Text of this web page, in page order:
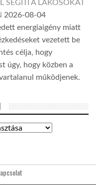
SEGÍTI A LAKOSOKAT
2026-08-04
energiaigény miatt
vezetett be
célja, hogy
úgy, hogy közben a
működjenek.